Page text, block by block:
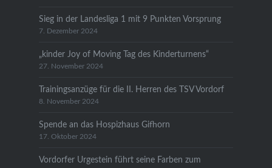
Sieg in der Landesliga 1 mit 9 Punkten Vorsprung
7. Dezember 2024
„kinder Joy of Moving Tag des Kinderturnens“
27. November 2024
Trainingsanzüge für die II. Herren des TSV Vordorf
8. November 2024
Spende an das Hospizhaus Gifhorn
17. Oktober 2024
Vordorfer Urgestein führt seine Farben zum